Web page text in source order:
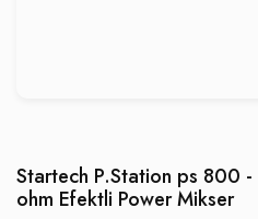
Startech P.Station ps 800
ohm Efektli Power Mikser